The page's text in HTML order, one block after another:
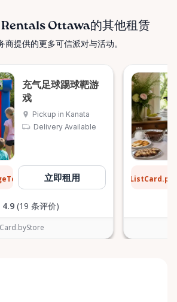
Ottawa的其他租赁
商提供的更多可信派对与活动。
充气足球踢球靶游
戏
Pickup in Kanata
Delivery Available
立即租用
4.9 (19 条评价)